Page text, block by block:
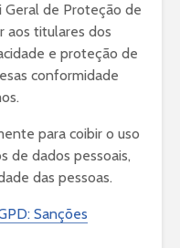
Geral de Proteção de
aos titulares dos
e proteção de
conformidade
para coibir o uso
de dados pessoais,
das pessoas.
Sanções